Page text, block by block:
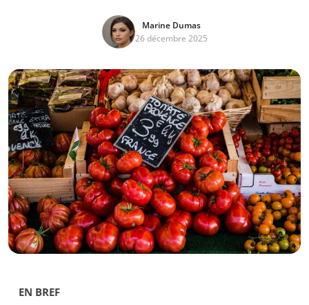
Marine Dumas
26 décembre 2025
EN BREF